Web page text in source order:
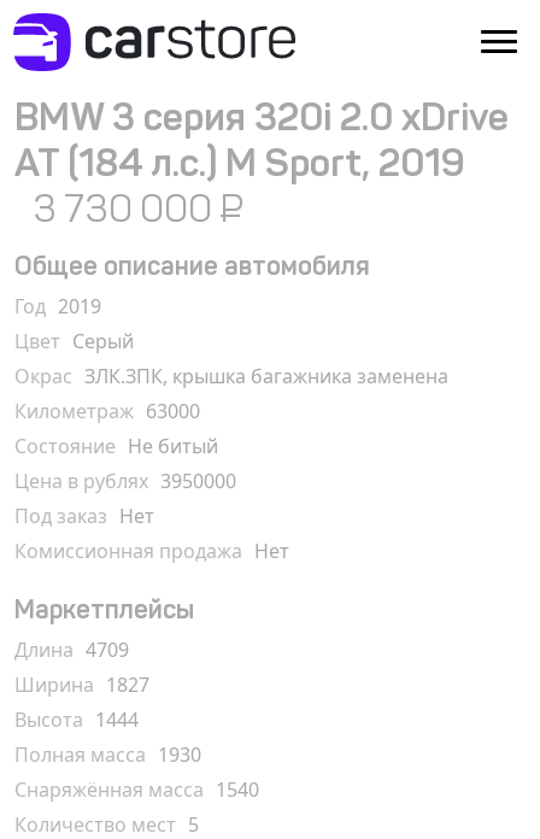
BMW 3 серия 320i 2.0 xDrive
AT (184 л.с.) M Sport, 2019
3 730 000 ₽
Общее описание автомобиля
Год 2019
Цвет Серый
Окрас ЗЛК.ЗПК, крышка багажника заменена
Километраж 63000
Состояние Не битый
Цена в рублях 3950000
Под заказ Нет
Комиссионная продажа Нет
Маркетплейсы
Длина 4709
Ширина 1827
Высота 1444
Полная масса 1930
Снаряжённая масса 1540
Количество мест 5